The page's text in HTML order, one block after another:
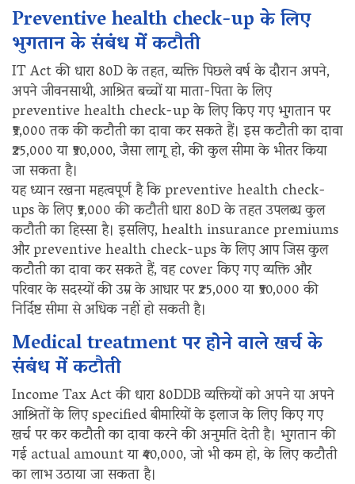
Preventive health check-up के लिए
भुगतान के संबंध में कटौती
IT Act की धारा 80D के तहत, व्यक्ति पिछले वर्ष के दौरान अपने,
अपने जीवनसाथी, आश्रित बच्चों या माता-पिता के लिए
preventive health check-up के लिए किए गए भुगतान पर
₹5,000 तक की कटौती का दावा कर सकते हैं। इस कटौती का दावा
₹25,000 या ₹50,000, जैसा लागू हो, की कुल सीमा के भीतर किया
जा सकता है।
यह ध्यान रखना महत्वपूर्ण है कि preventive health check-
ups के लिए ₹5,000 की कटौती धारा 80D के तहत उपलब्ध कुल
कटौती का हिस्सा है। इसलिए, health insurance premiums
और preventive health check-ups के लिए आप जिस कुल
कटौती का दावा कर सकते हैं, वह cover किए गए व्यक्ति और
परिवार के सदस्यों की उम्र के आधार पर ₹25,000 या ₹50,000 की
निर्दिष्ट सीमा से अधिक नहीं हो सकती है।
Medical treatment पर होने वाले खर्च के
संबंध में कटौती
Income Tax Act की धारा 80DDB व्यक्तियों को अपने या अपने
आश्रितों के लिए specified बीमारियों के इलाज के लिए किए गए
खर्च पर कर कटौती का दावा करने की अनुमति देती है। भुगतान की
गई actual amount या ₹40,000, जो भी कम हो, के लिए कटौती
का लाभ उठाया जा सकता है।